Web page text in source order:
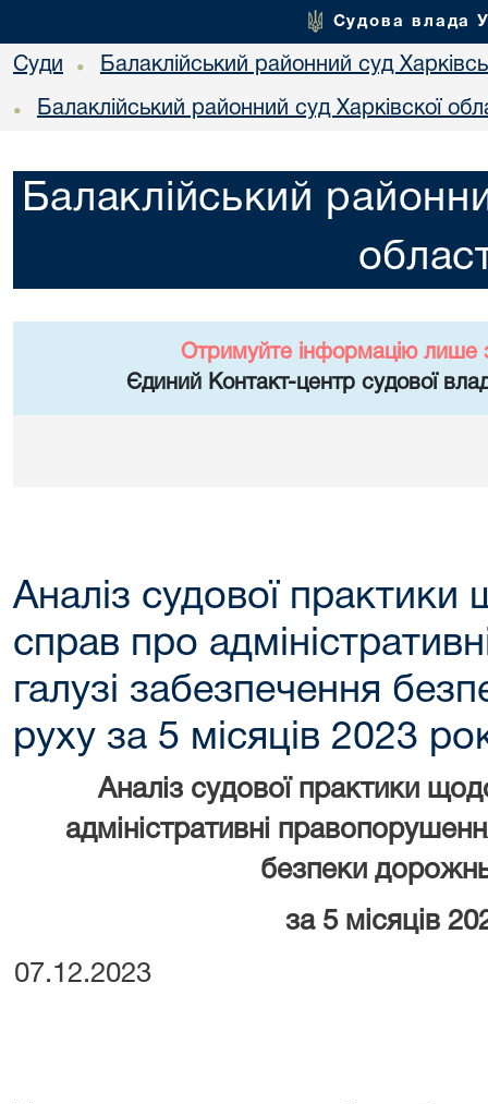
Судова влада
Суди • Балаклійський районний суд
• Балаклійський районний суд Харківскої
Балаклійський
Отримуйте інформацію лише
Єдиний Контакт-центр судової
Аналіз судової практики
справ про
галузі забезпечення
руху за 5 місяців 2023
Аналіз судової практики
адміністративні
безпеки
за 5 місяців
07.12.2023